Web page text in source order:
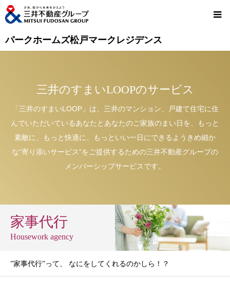
パークホームズ松戸マークレジデンス
三井のすまいLOOPのサービス
「三井のすまいLOOP」は、三井のマンション、戸建て住宅に住
んでいただいているあなたとあなたのご家族のまい日を、もっと
素敵に、もっと快適に、もっといい一日にできるようきめ細か
な“寄り添いサービス”をご提供するための三井不動産グループの
メンバーシップサービスです。
家事代行
Housework agency
”家事代行”って、 なにをしてくれるのかしら！？